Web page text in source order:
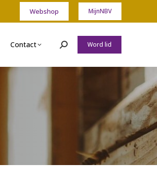
Webshop MijnNBV
Contact Zoeken:Word lid